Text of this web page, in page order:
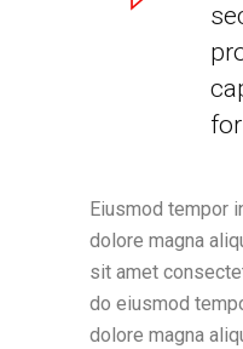
Eiusmod tempor
dolore magna
sit amet
do eiusmod
dolore magna